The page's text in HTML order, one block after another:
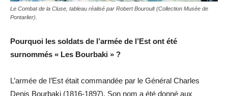
Le Combat de la Cluse, tableau réalisé par Robert Bouroult (Collection Musée de
Pontarlier).
Pourquoi les soldats de l’armée de l’Est ont été
surnommés « Les Bourbaki » ?
L’armée de l’Est était commandée par le Général Charles
Denis Bourbaki (1816-1897). Son nom a été donné aux